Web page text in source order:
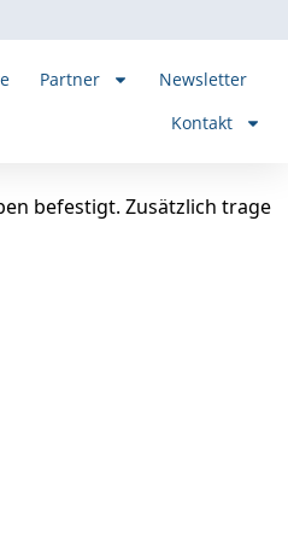
Partner
Newsletter
Kontakt
befestigt. Zusätzlich trage